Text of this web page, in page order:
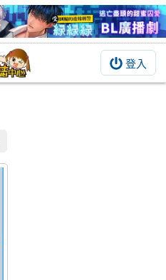
登入